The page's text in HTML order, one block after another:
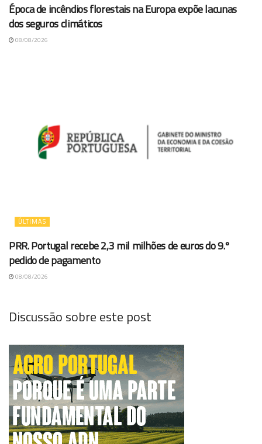
Época de incêndios florestais na Europa expõe lacunas
dos seguros climáticos
08/08/2026
ÚLTIMAS
PRR. Portugal recebe 2,3 mil milhões de euros do 9.º
pedido de pagamento
08/08/2026
Discussão sobre este post